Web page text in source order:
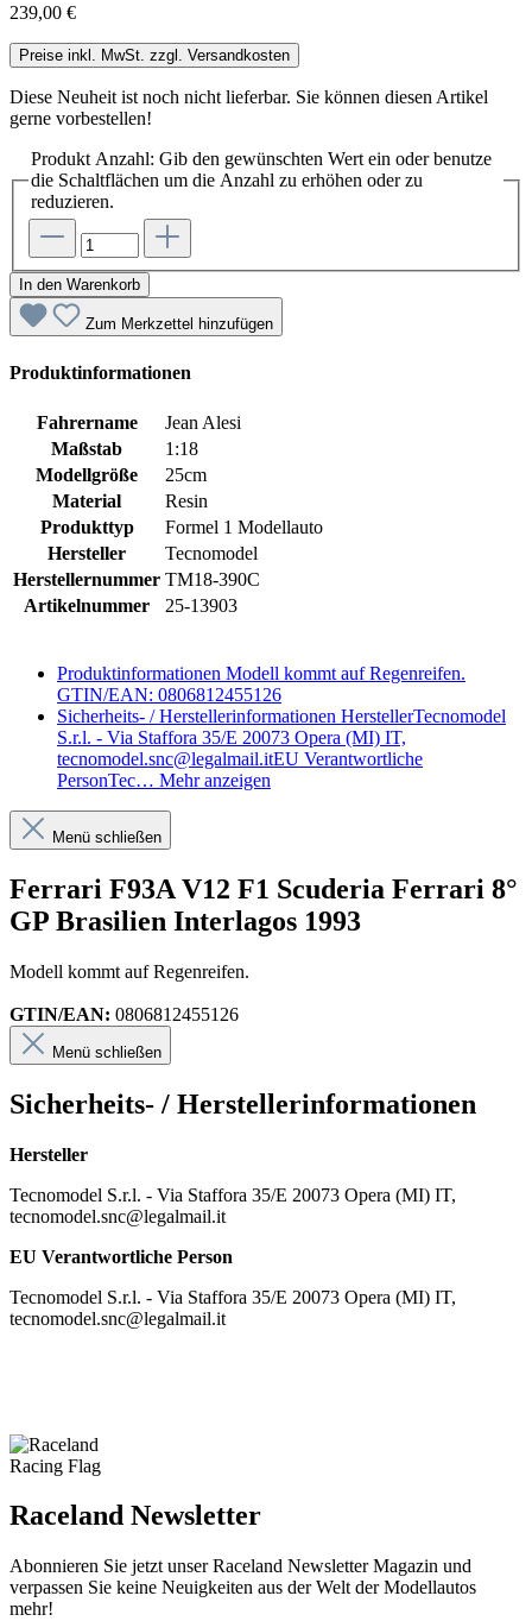
239,00 €
Preise inkl. MwSt. zzgl. Versandkosten
Diese Neuheit ist noch nicht lieferbar. Sie können diesen Artikel
gerne vorbestellen!
Produkt Anzahl: Gib den gewünschten Wert ein oder benutze
die Schaltflächen um die Anzahl zu erhöhen oder zu
reduzieren.
In den Warenkorb
Zum Merkzettel hinzufügen
Produktinformationen
Fahrername
Jean Alesi
Maßstab
1:18
Modellgröße
25cm
Material
Resin
Produkttyp
Formel 1 Modellauto
Hersteller
Tecnomodel
Herstellernummer TM18-390C
Artikelnummer
25-13903
Produktinformationen Modell kommt auf Regenreifen.
GTIN/EAN: 0806812455126
Sicherheits- / Herstellerinformationen HerstellerTecnomodel
S.r.l. - Via Staffora 35/E 20073 Opera (MI) IT,
tecnomodel.snc@legalmail.itEU Verantwortliche
PersonTec… Mehr anzeigen
Menü schließen
Ferrari F93A V12 F1 Scuderia Ferrari 8°
GP Brasilien Interlagos 1993
Modell kommt auf Regenreifen.
GTIN/EAN: 0806812455126
Menü schließen
Sicherheits- / Herstellerinformationen
Hersteller
Tecnomodel S.r.l. - Via Staffora 35/E 20073 Opera (MI) IT,
tecnomodel.snc@legalmail.it
EU Verantwortliche Person
Tecnomodel S.r.l. - Via Staffora 35/E 20073 Opera (MI) IT,
tecnomodel.snc@legalmail.it
Raceland Newsletter
Abonnieren Sie jetzt unser Raceland Newsletter Magazin und
verpassen Sie keine Neuigkeiten aus der Welt der Modellautos
mehr!